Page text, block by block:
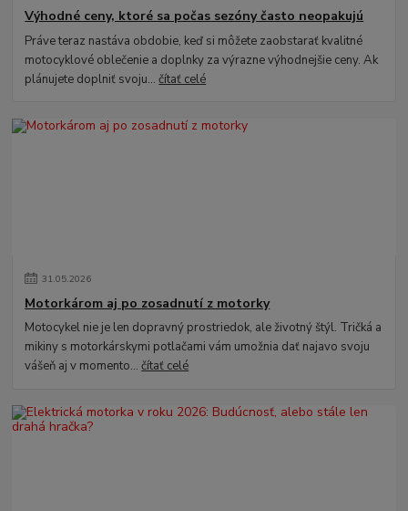
Výhodné ceny, ktoré sa počas sezóny často neopakujú
Práve teraz nastáva obdobie, keď si môžete zaobstarať kvalitné
motocyklové oblečenie a doplnky za výrazne výhodnejšie ceny. Ak
plánujete doplniť svoju...čítať celé
31.05.2026
Motorkárom aj po zosadnutí z motorky
Motocykel nie je len dopravný prostriedok, ale životný štýl. Tričká a
mikiny s motorkárskymi potlačami vám umožnia dať najavo svoju
vášeň aj v momento...čítať celé